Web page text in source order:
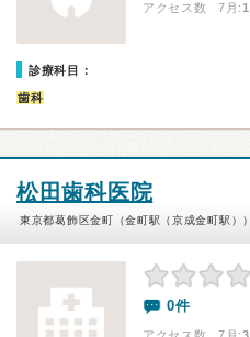
アクセス数 7月:1
診療科目：
歯科
松田歯科医院
東京都葛飾区金町（金町駅（京成金町駅））
0件